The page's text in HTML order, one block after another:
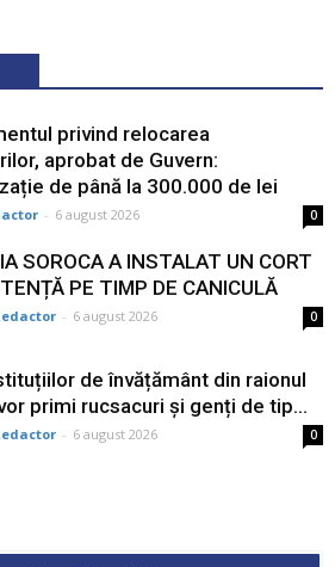
privind relocarea
aprobat de Guvern:
de până la 300.000 de lei
- 6 august 2026 0
SOROCA A INSTALAT UN CORT
PE TIMP DE CANICULĂ
- 6 august 2026 0
de învățământ din raionul
primi rucsacuri și genți de tip...
- 6 august 2026 0